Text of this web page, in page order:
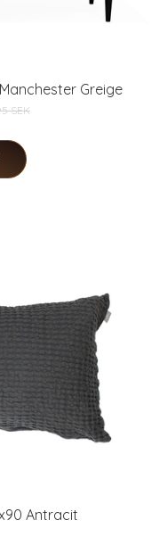
Greige
SEK
Antracit